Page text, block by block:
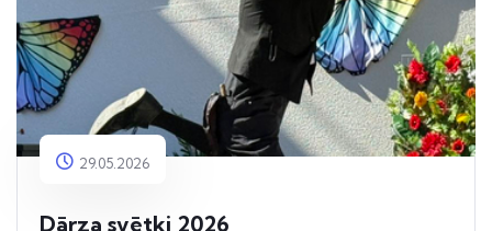
29.05.2026
Dārza svētki 2026